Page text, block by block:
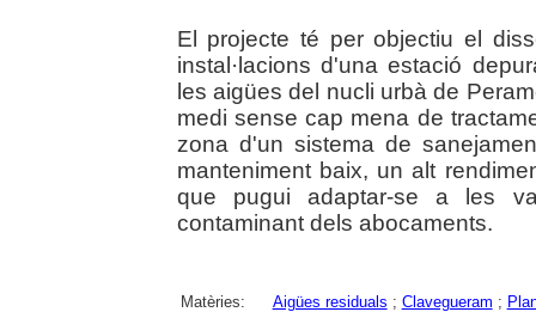
El projecte té per objectiu el
instal·lacions d'una estació
les aigües del nucli urbà de
medi sense cap mena de
zona d'un sistema de
manteniment baix, un alt
que pugui adaptar-se a les
contaminant dels abocaments.
Matèries: Aigües residuals ; Clavegueram ;